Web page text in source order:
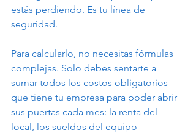
estás perdiendo. Es tu línea de
seguridad.
Para calcularlo, no necesitas fórmulas
complejas. Solo debes sentarte a
sumar todos los costos obligatorios
que tiene tu empresa para poder abrir
sus puertas cada mes: la renta del
local, los sueldos del equipo